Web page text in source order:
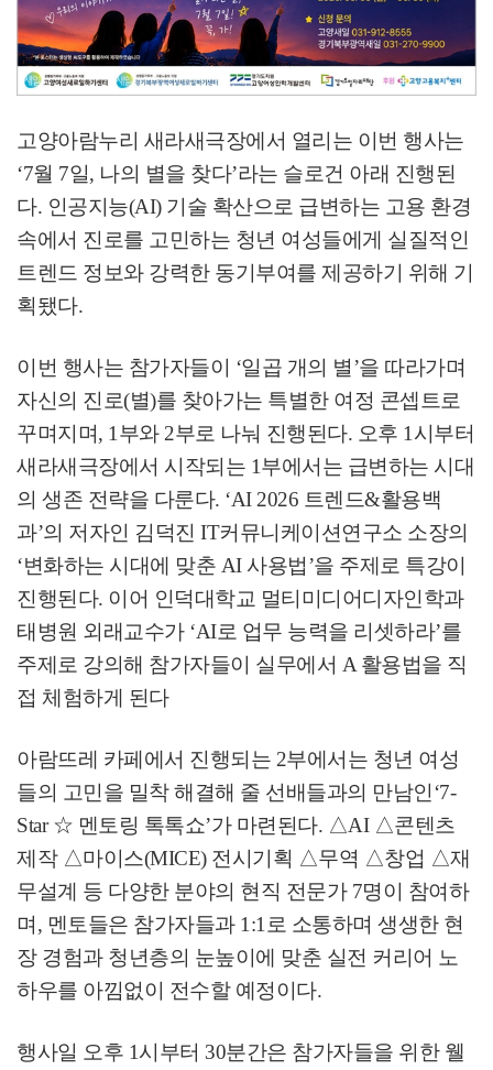
고양아람누리 새라새극장에서 열리는 이번 행사는
‘7월 7일, 나의 별을 찾다’라는 슬로건 아래 진행된
다. 인공지능(AI) 기술 확산으로 급변하는 고용 환경
속에서 진로를 고민하는 청년 여성들에게 실질적인
트렌드 정보와 강력한 동기부여를 제공하기 위해 기
획됐다.
이번 행사는 참가자들이 ‘일곱 개의 별’을 따라가며
자신의 진로(별)를 찾아가는 특별한 여정 콘셉트로
꾸며지며, 1 부와 2부로 나눠 진행된다. 오후 1 시부터
새라새극장에서 시작되는 1부에서는 급변하는 시대
의 생존 전략을 다룬다. ‘AI 2026 트렌드&활용백
과’의 저자인 김덕진 IT커뮤니케이션연구소 소장의
‘변화하는 시대에 맞춘 AI 사용법’을 주제로 특강이
진행된다. 이어 인덕대학교 멀티미디어디자인학과
태병원 외래교수가 ‘AI로 업무 능력을 리셋하라’를
주제로 강의해 참가자들이 실무에서 A 활용법을 직
접 체험하게 된다
아람뜨레 카페에서 진행되는 2부에서는 청년 여성
들의 고민을 밀착 해결해 줄 선배들과의 만남인‘7-
Star☆ 멘토링 톡톡쇼’가 마련된다. △AI △콘텐츠
제작 △마이스(MICE) 전시기획 △무역 △창업 △재
무설계 등 다양한 분야의 현직 전문가 7명이 참여하
며, 멘토들은 참가자들과 1:1 로 소통하며 생생한 현
장 경험과 청년층의 눈높이에 맞춘 실전 커리어 노
하우를 아낌없이 전수할 예정이다.
행사일 오후 1시부터 30분간은 참가자들을 위한 웰